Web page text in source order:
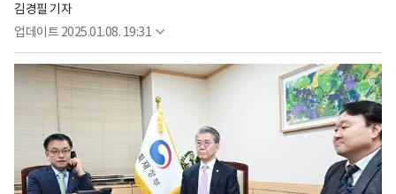
김경필 기자
업데이트 2025.01.08. 19:31